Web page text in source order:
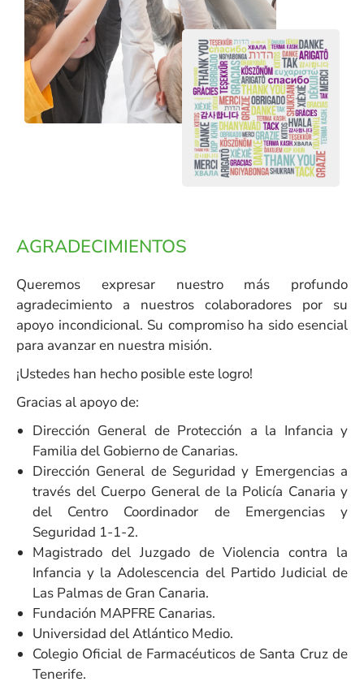
AGRADECIMIENTOS
Queremos expresar nuestro más profundo
agradecimiento a nuestros colaboradores por su
apoyo incondicional. Su compromiso ha sido esencial
para avanzar en nuestra misión.
¡Ustedes han hecho posible este logro!
Gracias al apoyo de:
Dirección General de Protección a la Infancia y
Familia del Gobierno de Canarias.
Dirección General de Seguridad y Emergencias a
través del Cuerpo General de la Policía Canaria y
del Centro Coordinador de Emergencias y
Seguridad 1-1-2.
Magistrado del Juzgado de Violencia contra la
Infancia y la Adolescencia del Partido Judicial de
Las Palmas de Gran Canaria.
Fundación MAPFRE Canarias.
Universidad del Atlántico Medio.
Colegio Oficial de Farmacéuticos de Santa Cruz de
Tenerife.